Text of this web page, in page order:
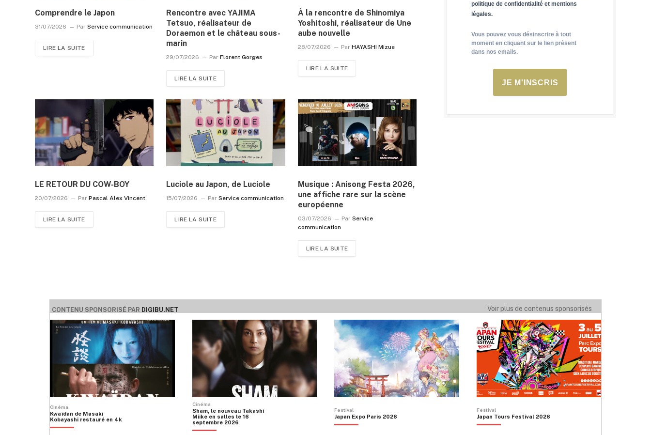
Comprendre le Japon
31/07/2026 Par Service communication
LIRE LA SUITE
Rencontre avec YAJIMA
Tetsuo, réalisateur de
Doraemon et le château sous-
marin
29/07/2026 Par Florent Gorges
LIRE LA SUITE
À la rencontre de Shinomiya
Yoshitoshi, réalisateur de Une
aube nouvelle
28/07/2026 Par HAYASHI Mizue
LIRE LA SUITE
LE RETOUR DU COW-BOY
20/07/2026 Par Pascal Alex Vincent
LIRE LA SUITE
Luciole au Japon, de Luciole
15/07/2026 Par Service communication
LIRE LA SUITE
Musique : Anisong Festa 2026,
une affiche rare sur la scène
européenne
03/07/2026 Par Service
communication
LIRE LA SUITE
politique de confidentialité et mentions
légales.
Vous pouvez vous désinscrire à tout
moment en cliquant sur le lien présent
dans nos emails.
JE M'INSCRIS
CONTENU SPONSORISÉ PAR DIGIBU.NET Voir plus de contenus sponsorisés
Cinéma
Kwaïdan de Masaki
Kobayashi restauré en 4k
Cinéma
Sham, le nouveau Takashi
Miike en salles le 16
septembre 2026
Festival
Japan Expo Paris 2026
Festival
Japan Tours Festival 2026